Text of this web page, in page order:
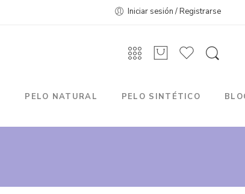
Iniciar sesión / Registrarse
PELO NATURAL PELO SINTÉTICO